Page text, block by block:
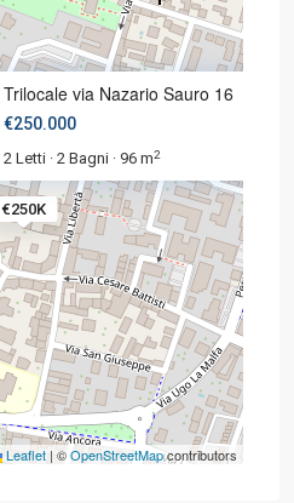
€250K
Trilocale via Nazario Sauro 16
€250.000
2 Letti · 2 Bagni · 96 m2
Leaflet | ©OpenStreetMapcontributors